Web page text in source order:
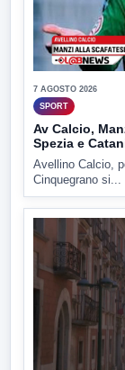
7 AGOSTO 2026
SPORT
Av Calcio,
Spezia e
Avellino Calcio,
Cinquegrano si...